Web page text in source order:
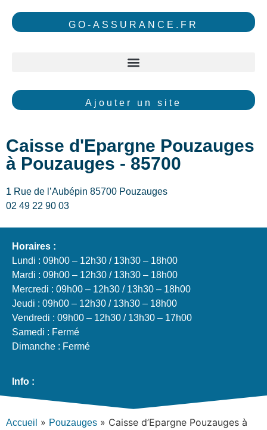
GO-ASSURANCE.FR
Ajouter un site
Caisse d'Epargne Pouzauges
à Pouzauges - 85700
1 Rue de l’Aubépin 85700 Pouzauges
02 49 22 90 03
Horaires :
Lundi : 09h00 – 12h30 / 13h30 – 18h00
Mardi : 09h00 – 12h30 / 13h30 – 18h00
Mercredi : 09h00 – 12h30 / 13h30 – 18h00
Jeudi : 09h00 – 12h30 / 13h30 – 18h00
Vendredi : 09h00 – 12h30 / 13h30 – 17h00
Samedi : Fermé
Dimanche : Fermé
Info :
Accueil » Pouzauges » Caisse d’Epargne Pouzauges à